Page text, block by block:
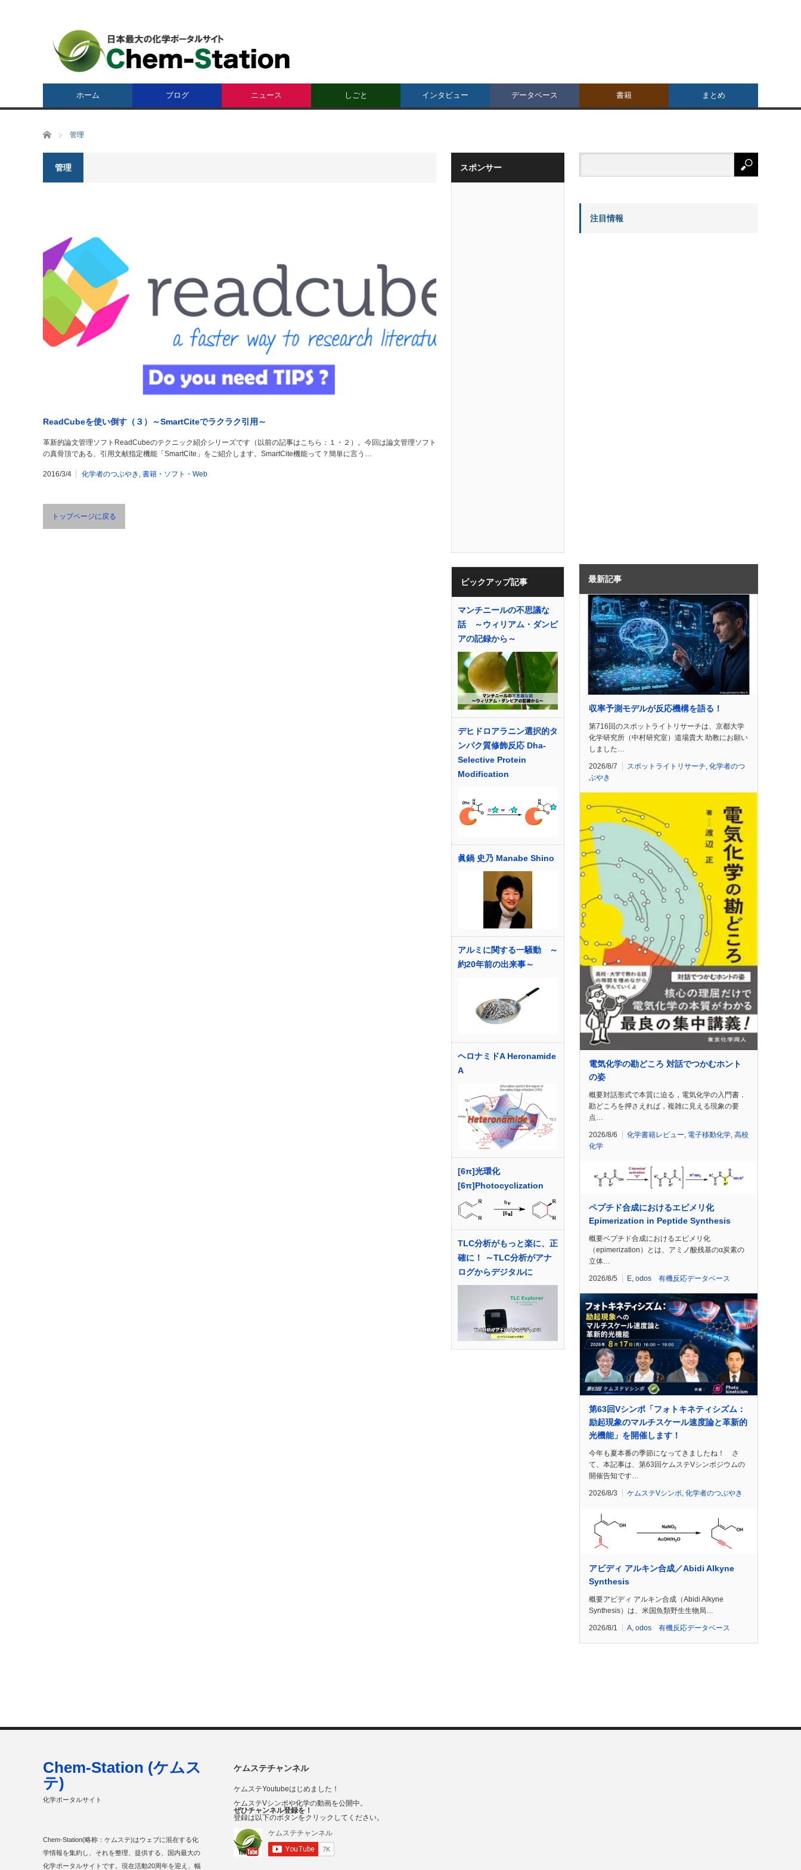
ホーム ブログ ニュース しごと インタビュー データベース 書籍 まとめ
ホーム 管理
管理
ReadCubeを使い倒す（３）～SmartCiteでラクラク引用～
革新的論文管理ソフトReadCubeのテクニック紹介シリーズです（以前の記事はこちら：１・２）。今回は論文管理ソフト
の真骨頂である、引用文献指定機能「SmartCite」をご紹介します。SmartCite機能って？簡単に言う…
2016/3/4 化学者のつぶやき , 書籍・ソフト・Web
トップページに戻る
スポンサー
ピックアップ記事
マンチニールの不思議な
話 ～ウィリアム・ダンピ
アの記録から～
デヒドロアラニン選択的タ
ンパク質修飾反応 Dha-
Selective Protein
Modification
眞鍋 史乃 Manabe Shino
アルミに関する一騒動 ～
約20年前の出来事～
ヘロナミドA Heronamide
A
[6π]光環化
[6π]Photocyclization
TLC分析がもっと楽に、正
確に！ ～TLC分析がアナ
ログからデジタルに
注目情報
最新記事
収率予測モデルが反応機構を語る！
第716回のスポットライトリサーチは、京都大学
化学研究所（中村研究室）道場貴大 助教にお願い
しました…
2026/8/7 スポットライトリサーチ 化学者のつ
ぶやき
電気化学の勘どころ 対話でつかむホント
の姿
概要対話形式で本質に迫る，電気化学の入門書．
勘どころを押さえれば，複雑に見える現象の要
点…
2026/8/6 化学書籍レビュー 電子移動化学 高校
化学
ペプチド合成におけるエピメリ化
Epimerization in Peptide Synthesis
概要ペプチド合成におけるエピメリ化
（epimerization）とは、アミノ酸残基のα炭素の
立体…
2026/8/5 E odos 有機反応データベース
第63回Vシンポ「フォトキネティシズム：
励起現象のマルチスケール速度論と革新的
光機能」を開催します！
今年も夏本番の季節になってきましたね！ さ
て、本記事は、第63回ケムステVシンポジウムの
開催告知です…
2026/8/3 ケムステVシンポ, 化学者のつぶやき
アビディ アルキン合成／Abidi Alkyne
Synthesis
概要アビディ アルキン合成（Abidi Alkyne
Synthesis）は、米国魚類野生生物局…
2026/8/1 A, odos 有機反応データベース
ケムステチャンネル
ケムステYoutubeはじめました！
ケムステVシンポや化学の動画を公開中。
ぜひチャンネル登録を！
登録は以下のボタンをクリックしてください。
Chem-Station (ケムス
テ)
化学ポータルサイト
Chem-Station(略称：ケムステ)はウェブに混在する化
学情報を集約し、それを整理、提供する、国内最大の
化学ポータルサイトです。現在活動20周年を迎え、幅